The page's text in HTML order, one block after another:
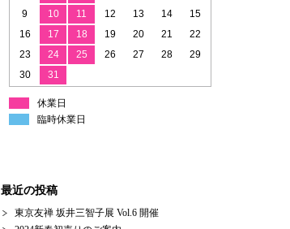
9
10 11 12 13 14
15
16
17 18 19 20 21
22
23
24 25 26 27 28
29
30
31
休業日
臨時休業日
最近の投稿
東京友禅 坂井三智子展 Vol.6 開催